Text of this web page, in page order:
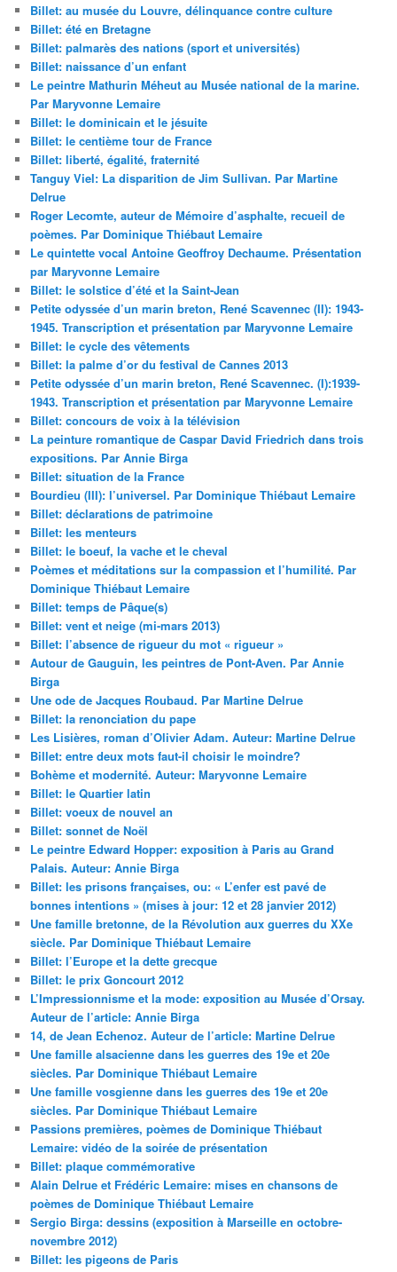
Billet: au musée du Louvre, délinquance contre culture
Billet: été en Bretagne
Billet: palmarès des nations (sport et universités)
Billet: naissance d’un enfant
Le peintre Mathurin Méheut au Musée national de la marine.
Par Maryvonne Lemaire
Billet: le dominicain et le jésuite
Billet: le centième tour de France
Billet: liberté, égalité, fraternité
Tanguy Viel: La disparition de Jim Sullivan. Par Martine
Delrue
Roger Lecomte, auteur de Mémoire d’asphalte, recueil de
poèmes. Par Dominique Thiébaut Lemaire
Le quintette vocal Antoine Geoffroy Dechaume. Présentation
par Maryvonne Lemaire
Billet: le solstice d’été et la Saint-Jean
Petite odyssée d’un marin breton, René Scavennec (II): 1943-
1945. Transcription et présentation par Maryvonne Lemaire
Billet: le cycle des vêtements
Billet: la palme d’or du festival de Cannes 2013
Petite odyssée d’un marin breton, René Scavennec. (I):1939-
1943. Transcription et présentation par Maryvonne Lemaire
Billet: concours de voix à la télévision
La peinture romantique de Caspar David Friedrich dans trois
expositions. Par Annie Birga
Billet: situation de la France
Bourdieu (III): l’universel. Par Dominique Thiébaut Lemaire
Billet: déclarations de patrimoine
Billet: les menteurs
Billet: le boeuf, la vache et le cheval
Poèmes et méditations sur la compassion et l’humilité. Par
Dominique Thiébaut Lemaire
Billet: temps de Pâque(s)
Billet: vent et neige (mi-mars 2013)
Billet: l’absence de rigueur du mot « rigueur »
Autour de Gauguin, les peintres de Pont-Aven. Par Annie
Birga
Une ode de Jacques Roubaud. Par Martine Delrue
Billet: la renonciation du pape
Les Lisières, roman d’Olivier Adam. Auteur: Martine Delrue
Billet: entre deux mots faut-il choisir le moindre?
Bohème et modernité. Auteur: Maryvonne Lemaire
Billet: le Quartier latin
Billet: voeux de nouvel an
Billet: sonnet de Noël
Le peintre Edward Hopper: exposition à Paris au Grand
Palais. Auteur: Annie Birga
Billet: les prisons françaises, ou: « L’enfer est pavé de
bonnes intentions » (mises à jour: 12 et 28 janvier 2012)
Une famille bretonne, de la Révolution aux guerres du XXe
siècle. Par Dominique Thiébaut Lemaire
Billet: l’Europe et la dette grecque
Billet: le prix Goncourt 2012
L’Impressionnisme et la mode: exposition au Musée d’Orsay.
Auteur de l’article: Annie Birga
14, de Jean Echenoz. Auteur de l’article: Martine Delrue
Une famille alsacienne dans les guerres des 19e et 20e
siècles. Par Dominique Thiébaut Lemaire
Une famille vosgienne dans les guerres des 19e et 20e
siècles. Par Dominique Thiébaut Lemaire
Passions premières, poèmes de Dominique Thiébaut
Lemaire: vidéo de la soirée de présentation
Billet: plaque commémorative
Alain Delrue et Frédéric Lemaire: mises en chansons de
poèmes de Dominique Thiébaut Lemaire
Sergio Birga: dessins (exposition à Marseille en octobre-
novembre 2012)
Billet: les pigeons de Paris